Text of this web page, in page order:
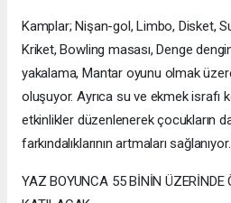
Kamplar; Nişan-gol, Limbo, Disket,
Kriket, Bowling masası, Denge
yakalama, Mantar oyunu olmak
oluşuyor. Ayrıca su ve ekmek israfı
etkinlikler düzenlenerek çocukların
farkındalıklarının artmaları sağlanıyor.
YAZ BOYUNCA 55 BİNİN ÜZERİNDE